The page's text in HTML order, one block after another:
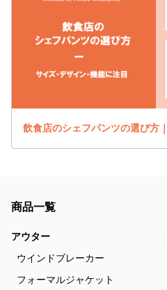
商品一覧
アウター
ウインドブレーカー
フォーマルジャケット